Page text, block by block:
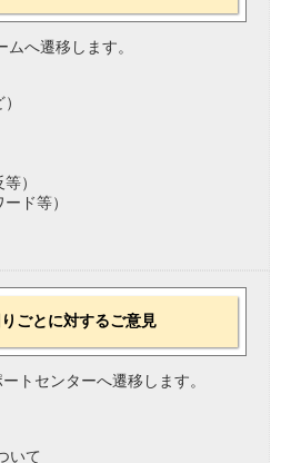
ムへ遷移します。
）
ド等）
ごとに対するご意見
トセンターへ遷移します。
いて